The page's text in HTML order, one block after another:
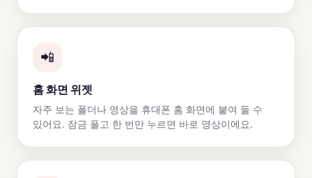
📲
홈 화면 위젯
자주 보는 폴더나 영상을 휴대폰 홈 화면에 붙여 둘 수
있어요. 잠금 풀고 한 번만 누르면 바로 영상이에요.